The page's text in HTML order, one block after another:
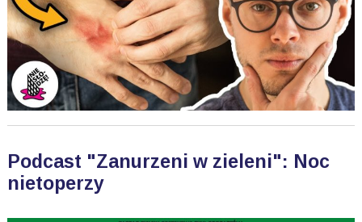
Podcast "Zanurzeni w zieleni": Noc
nietoperzy